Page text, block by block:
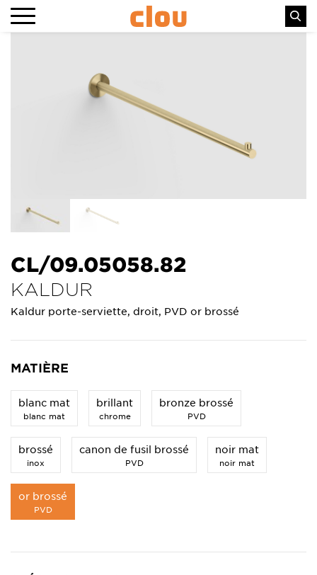
CL/09.05058.82
KALDUR
Kaldur porte-serviette, droit, PVD or brossé
MATIÈRE
blanc mat
blanc mat
brillant
chrome
bronze brossé
PVD
brossé
inox
canon de fusil brossé
PVD
noir mat
noir mat
or brossé
PVD